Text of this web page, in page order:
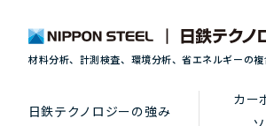
材料分析、計測検査、環境分析、省エネルギーの複
日鉄テクノロジーの強み
カー